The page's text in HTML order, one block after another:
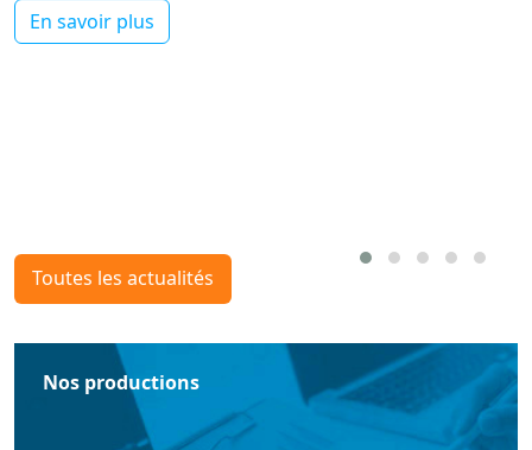
En savoir plus
Toutes les actualités
Nos productions